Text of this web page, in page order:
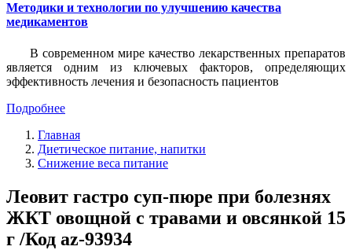
Методики и технологии по улучшению качества
медикаментов
В современном мире качество лекарственных препаратов
является одним из ключевых факторов, определяющих
эффективность лечения и безопасность пациентов
Подробнее
Главная
Диетическое питание, напитки
Снижение веса питание
Леовит гастро суп-пюре при болезнях
ЖКТ овощной с травами и овсянкой 15
г /Код az-93934